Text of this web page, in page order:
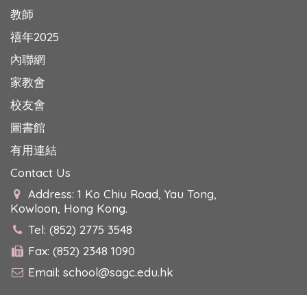
教師
禧年2025
內聯網
家教會
校友會
圖書館
有用連結
Contact Us
Address: 1 Ko Chiu Road, Yau Tong,
Kowloon, Hong Kong.
Tel: (852) 2775 3548
Fax: (852) 2348 1090
Email: school@sagc.edu.hk